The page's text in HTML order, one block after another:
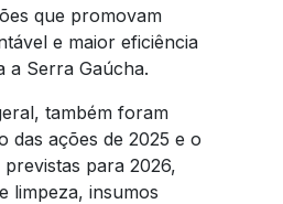
que promovam
e maior eficiência
a Serra Gaúcha.
também foram
das ações de 2025 e o
para 2026,
limpeza, insumos